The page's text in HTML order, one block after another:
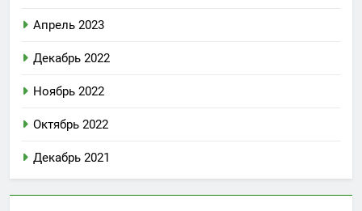
Апрель 2023
Декабрь 2022
Ноябрь 2022
Октябрь 2022
Декабрь 2021